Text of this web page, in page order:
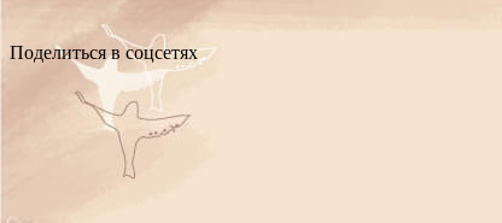
Поделиться в соцсетях